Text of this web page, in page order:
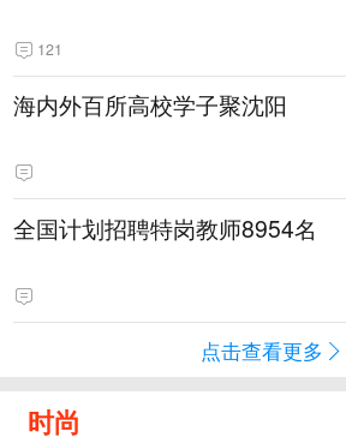
121
海内外百所高校学子聚沈阳
全国计划招聘特岗教师8954名
点击查看更多
时尚